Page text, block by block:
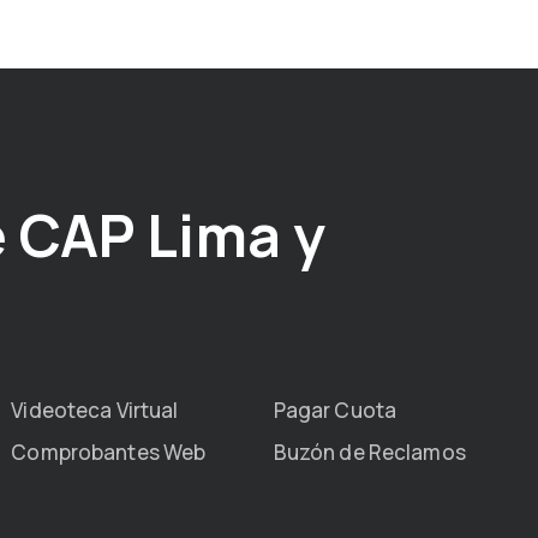
Lima y
Videoteca Virtual
Pagar Cuota
Comprobantes Web
Buzón de Reclamos